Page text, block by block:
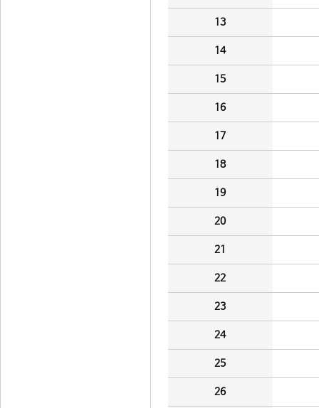
13
14
15
16
17
18
19
20
21
22
23
24
25
26